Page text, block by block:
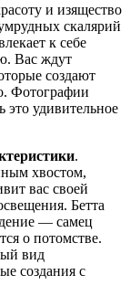
и изящество
скалярий
к себе
Вас ждут
создают
Фотографии
это удивительное
.
хвостом,
вас своей
Бетта
— самец
о потомстве.
вид
создания с